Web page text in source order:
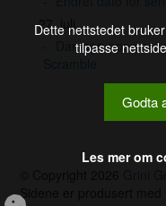
27. juli
Damegruppen er
Sidene er produsert med
Dette nettstedet
tilpasse
Godta
Les mer om